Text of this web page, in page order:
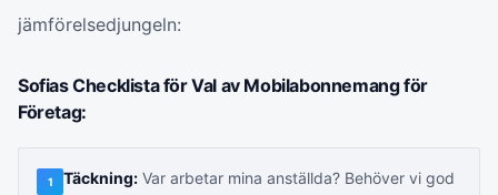
jämförelsedjungeln:
Sofias Checklista för Val av Mobilabonnemang för
Företag:
1 Täckning: Var arbetar mina anställda? Behöver vi god